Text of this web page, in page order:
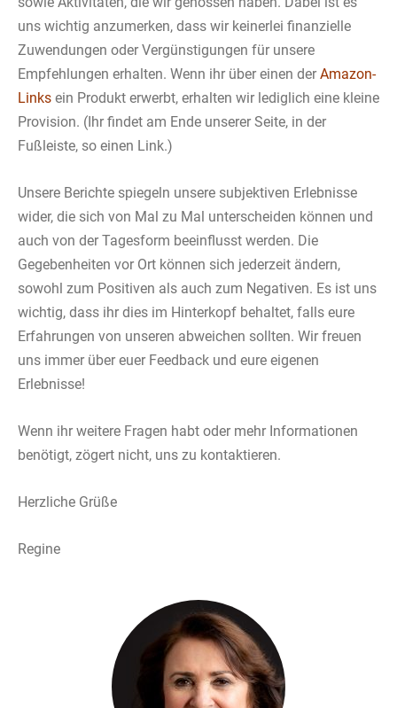
uns wichtig anzumerken, dass wir keinerlei finanzielle
Zuwendungen oder Vergünstigungen für unsere
Empfehlungen erhalten. Wenn ihr über einen der Amazon-
Links ein Produkt erwerbt, erhalten wir lediglich eine kleine
Provision. (Ihr findet am Ende unserer Seite, in der
Fußleiste, so einen Link.)
Unsere Berichte spiegeln unsere subjektiven Erlebnisse
wider, die sich von Mal zu Mal unterscheiden können und
auch von der Tagesform beeinflusst werden. Die
Gegebenheiten vor Ort können sich jederzeit ändern,
sowohl zum Positiven als auch zum Negativen. Es ist uns
wichtig, dass ihr dies im Hinterkopf behaltet, falls eure
Erfahrungen von unseren abweichen sollten. Wir freuen
uns immer über euer Feedback und eure eigenen
Erlebnisse!
Wenn ihr weitere Fragen habt oder mehr Informationen
benötigt, zögert nicht, uns zu kontaktieren.
Herzliche Grüße
Regine